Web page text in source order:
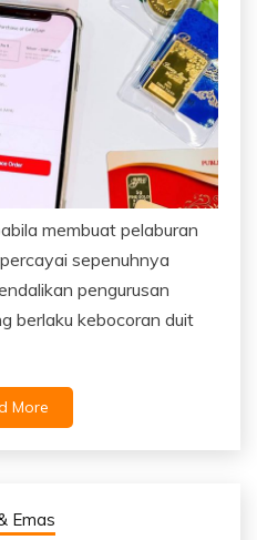
membuat pelaburan
sepenuhnya
pengurusan
berlaku kebocoran duit
More
Emas